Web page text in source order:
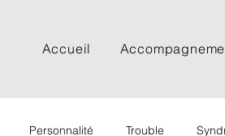
Accueil
Personnalité Trouble